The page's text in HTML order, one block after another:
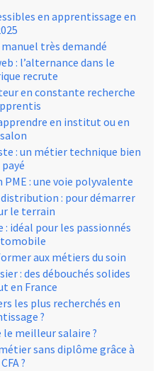
en apprentissage en
très demandé
: l’alternance dans le
recrute
en constante recherche
en institut ou en
salon
: un métier technique bien
payé
: une voie polyvalente
distribution : pour démarrer
le terrain
idéal pour les passionnés
aux métiers du soin
: des débouchés solides
en France
les plus recherchés en
?
meilleur salaire ?
sans diplôme grâce à
?